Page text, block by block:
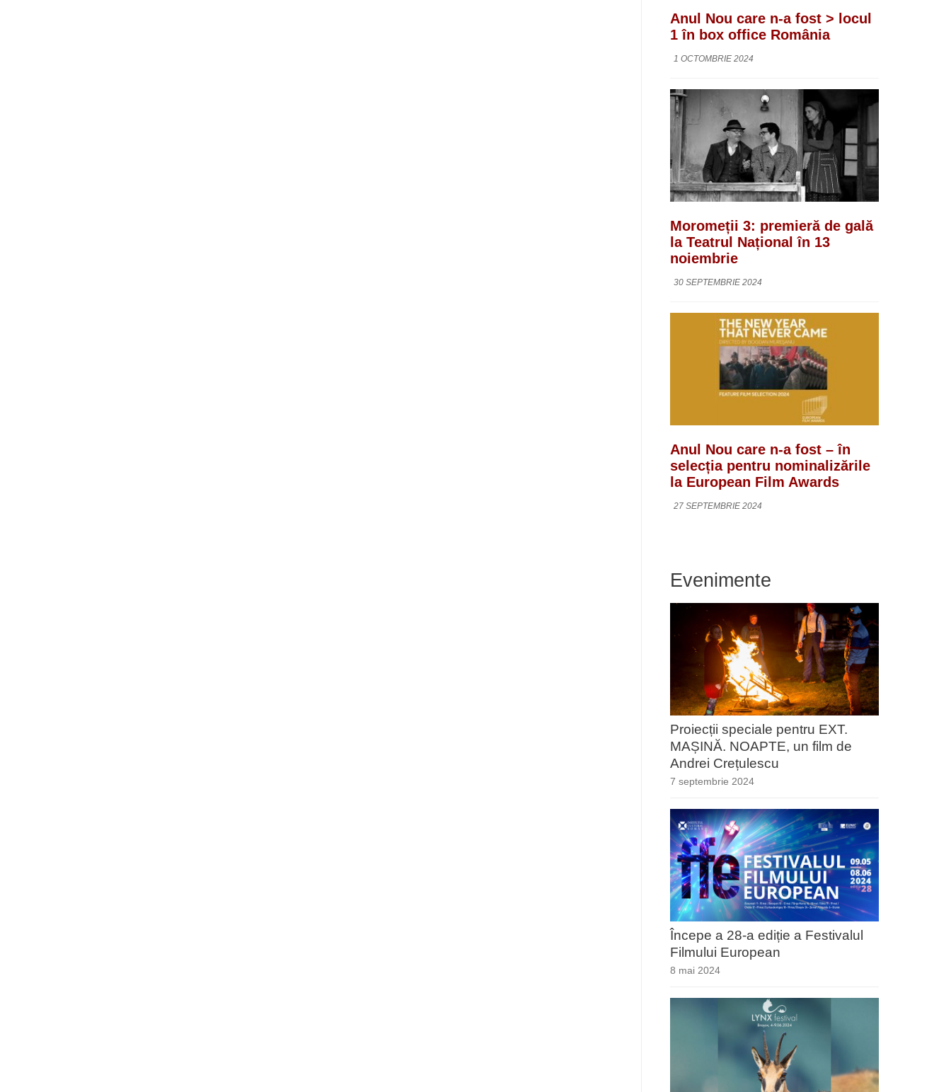
Anul Nou care n-a fost > locul
1 în box office România
1 OCTOMBRIE 2024
Moromeții 3: premieră de gală
la Teatrul Național în 13
noiembrie
30 SEPTEMBRIE 2024
Anul Nou care n-a fost – în
selecția pentru nominalizările
la European Film Awards
27 SEPTEMBRIE 2024
Evenimente
Proiecții speciale pentru EXT.
MAȘINĂ. NOAPTE, un film de
Andrei Crețulescu
7 septembrie 2024
Începe a 28-a ediție a Festivalul
Filmului European
8 mai 2024